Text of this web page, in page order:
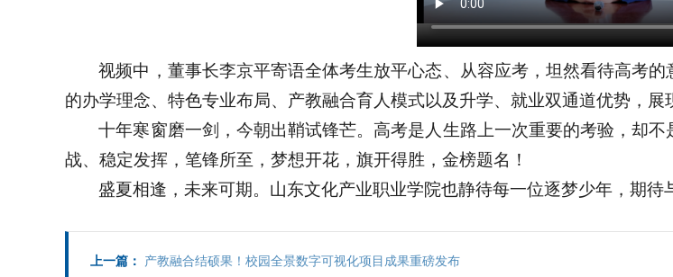
视频中，董事长李京平寄语全体考生放平心态、从容应考，坦然看待高考
的办学理念、特色专业布局、产教融合育人模式以及升学、就业双通道优势，
十年寒窗磨一剑，今朝出鞘试锋芒。高考是人生路上一次重要的考验，却
战、稳定发挥，笔锋所至，梦想开花，旗开得胜，金榜题名！
盛夏相逢，未来可期。山东文化产业职业学院也静待每一位逐梦少年，期待
上一篇： 产教融合结硕果！校园全景数字可视化项目成果重磅发布